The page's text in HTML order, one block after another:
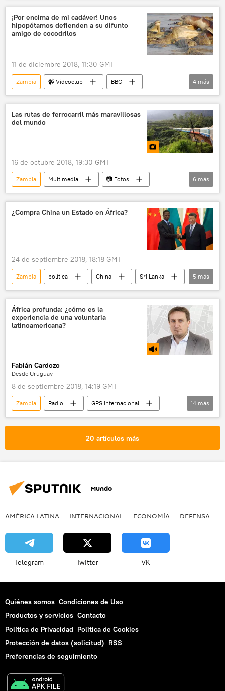
¡Por encima de mi cadáver! Unos
hipopótamos defienden a su difunto
amigo de cocodrilos
11 de diciembre 2018, 11:30 GMT
Zambia 📹 Videoclub
BBC
hipopótamo
cocodrilos
ataque animal
🌍 África
4 más
Las rutas de ferrocarril más maravillosas
del mundo
16 de octubre 2018, 19:30 GMT
Zambia Multimedia
📷 Fotos
Tanzania
Noruega
Vietnam
ferrocarril
viaje Rusia
6 más
¿Compra China un Estado en África?
24 de septiembre 2018, 18:18 GMT
Zambia política China
Sri Lanka
Edgar Lungu
industria
deuda estatal
🌍 África noticias
5 más
África profunda: ¿cómo es la
experiencia de una voluntaria
latinoamericana?
Fabián Cardozo
Desde Uruguay
8 de septiembre 2018, 14:19 GMT
Zambia Radio
GPS internacional
Ciudad del Cabo
Tanzania
Suecia
Olof Palme
Blue Sky School
voluntariado
periodismo
🌍 África
fotografía
14 más
20 artículos más
Mundo
AMÉRICA LATINA INTERNACIONAL ECONOMÍA DEFENSA
Telegram Twitter VK
Quiénes somos Condiciones de Uso
Productos y servicios Contacto
Política de Privacidad Politica de Cookies
Protección de datos (solicitud) RSS
Preferencias de seguimiento